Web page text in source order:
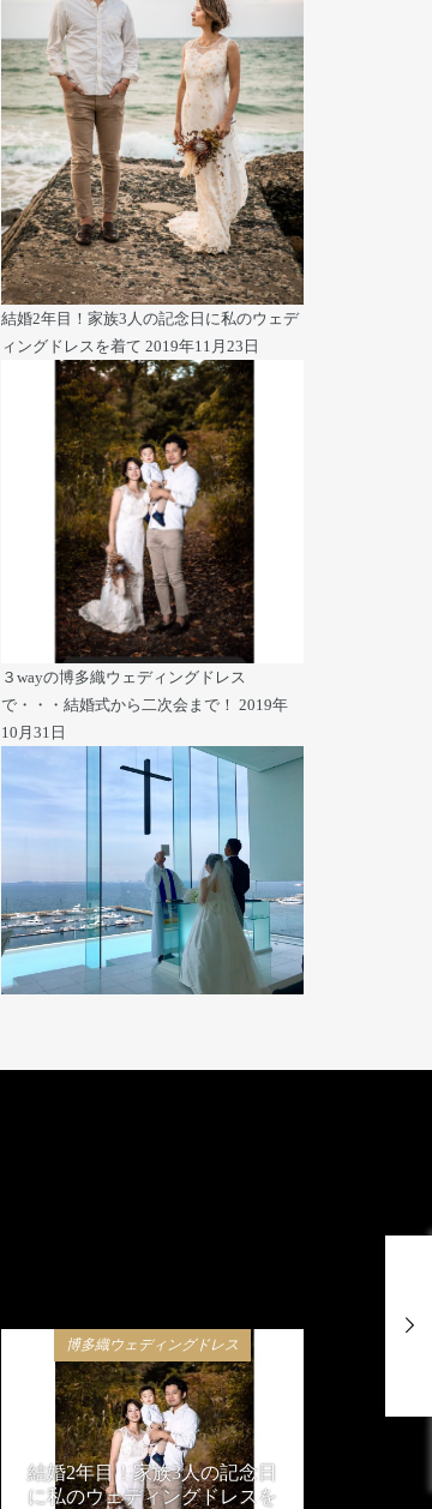
結婚2年目！家族3人の記念日に私のウェデ
ィングドレスを着て 2019年11月23日
３wayの博多織ウェディングドレス
で・・・結婚式から二次会まで！ 2019年
10月31日
博多織ウェディングドレス
結婚2年目！家族3人の記念日
に私のウェディングドレスを